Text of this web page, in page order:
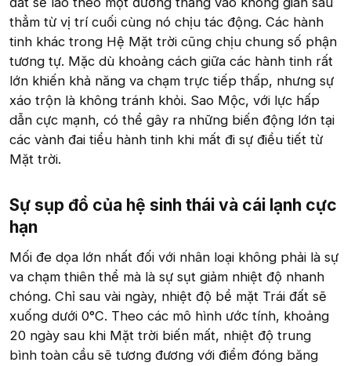
thẳm từ vị trí cuối cùng nó chịu tác động. Các hành
tinh khác trong Hệ Mặt trời cũng chịu chung số phận
tương tự. Mặc dù khoảng cách giữa các hành tinh rất
lớn khiến khả năng va chạm trực tiếp thấp, nhưng sự
xáo trộn là không tránh khỏi. Sao Mộc, với lực hấp
dẫn cực mạnh, có thể gây ra những biến động lớn tại
các vành đai tiểu hành tinh khi mất đi sự điều tiết từ
Mặt trời.
Sự sụp đổ của hệ sinh thái và cái lạnh cực
hạn​
Mối đe dọa lớn nhất đối với nhân loại không phải là sự
va chạm thiên thể mà là sự sụt giảm nhiệt độ nhanh
chóng. Chỉ sau vài ngày, nhiệt độ bề mặt Trái đất sẽ
xuống dưới 0°C. Theo các mô hình ước tính, khoảng
20 ngày sau khi Mặt trời biến mất, nhiệt độ trung
bình toàn cầu sẽ tương đương với điểm đóng băng